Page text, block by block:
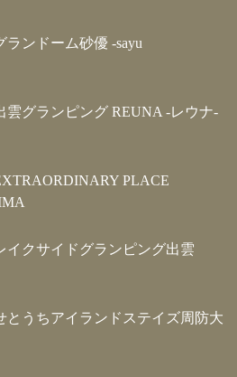
ランドーム砂優 -sayu
雲グランピング REUNA -レウナ-
PLACE
イクサイドグランピング出雲
とうちアイランドステイズ周防大